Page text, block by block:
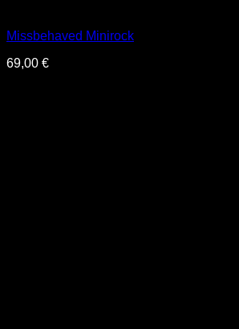
Missbehaved Minirock
69,00 €